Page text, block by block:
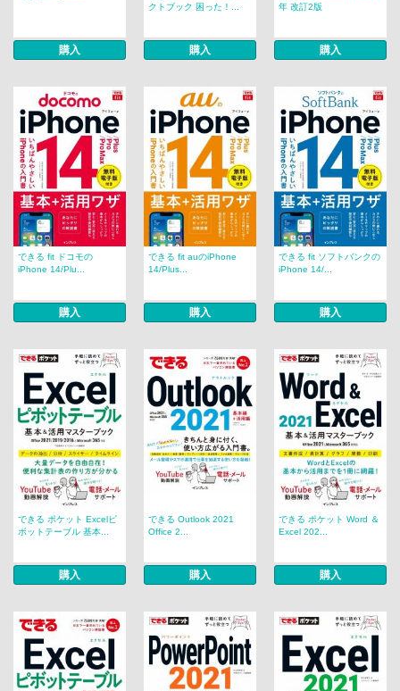
購入
クトブック 困った！...
購入
年 改訂2版
購入
できる fit ドコモの
iPhone 14/Plu...
購入
できる fit auのiPhone
14/Plus...
購入
できる fit ソフトバンクの
iPhone 14/...
購入
できる ポケット Excelピ
ボットテーブル 基本...
購入
できる Outlook 2021
Office 2...
購入
できる ポケット Word ＆
Excel 202...
購入